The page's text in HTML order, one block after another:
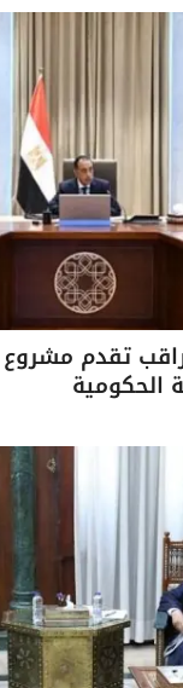
تقدم
الحكومية